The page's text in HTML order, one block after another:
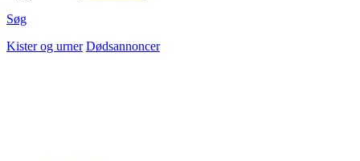
Søg
Kister og urner Dødsannoncer